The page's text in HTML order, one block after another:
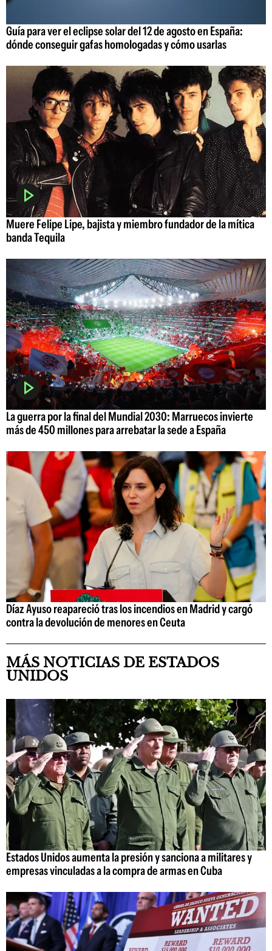
Guía para ver el eclipse solar del 12 de agosto en España:
dónde conseguir gafas homologadas y cómo usarlas
Muere Felipe Lipe, bajista y miembro fundador de la mítica
banda Tequila
La guerra por la final del Mundial 2030: Marruecos invierte
más de 450 millones para arrebatar la sede a España
Díaz Ayuso reapareció tras los incendios en Madrid y cargó
contra la devolución de menores en Ceuta
MÁS NOTICIAS DE ESTADOS
UNIDOS
Estados Unidos aumenta la presión y sanciona a militares y
empresas vinculadas a la compra de armas en Cuba